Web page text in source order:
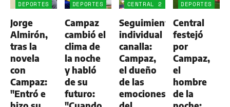
DEPORTES
Jorge
Almirón,
tras la
novela
con
Campaz:
"Entró e
DEPORTES
Campaz
cambió el
clima de
la noche
y habló
de su
futuro:
CENTRAL 2
ALDOSIVI
1
Seguimiento
individual
canalla:
Campaz,
el dueño
de las
emociones
DEPORTES
Central
festejó
por
Campaz,
el
hombre
de la